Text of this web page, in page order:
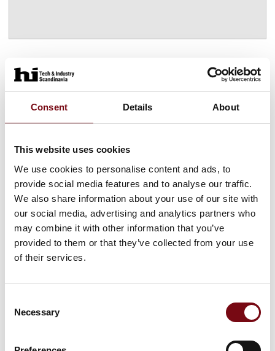
Consent Details About
This website uses cookies
We use cookies to personalise content and ads, to
provide social media features and to analyse our traffic.
We also share information about your use of our site with
our social media, advertising and analytics partners who
may combine it with other information that you’ve
provided to them or that they’ve collected from your use
of their services.
Selection
Necessary
Flere produkter fra ScanExo ApS
HAPO Back
HAPO CS
På messen